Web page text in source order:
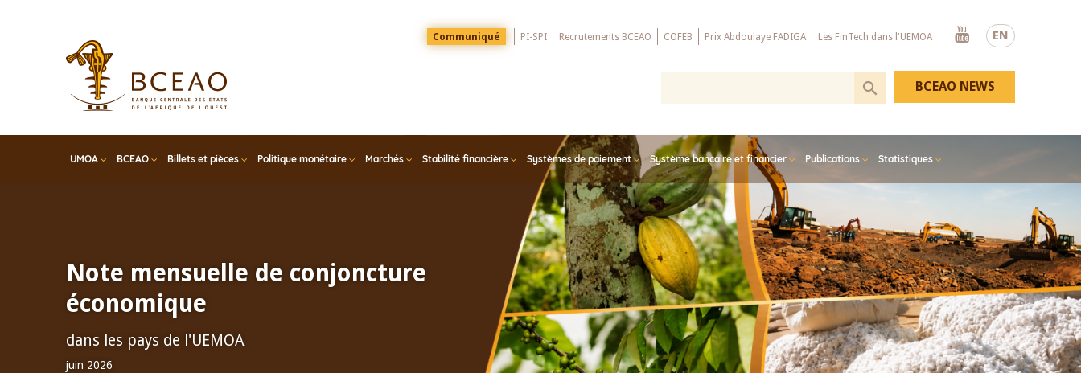
EN
Menu
Top
Communiqué PI-SPI Recrutements BCEAO COFEB Prix Abdoulaye FADIGA Les FinTech dans l'UEMOA
Youtube
UMOA BCEAO Billets et pièces Politique monétaire Marchés Stabilité financière Systèmes de paiement Système bancaire et financier Publications Statistiques
BCEAO NEWS
Note mensuelle de conjoncture
économique
dans les pays de l'UEMOA
juin 2026